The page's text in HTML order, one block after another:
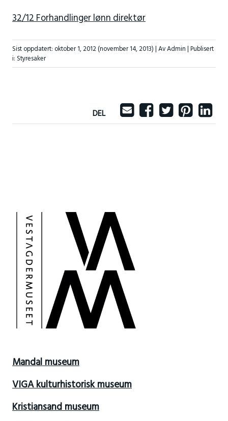
32/12 Forhandlinger lønn direktør
Sist oppdatert: oktober 1, 2012(november 14, 2013)| Av Admin |Publisert
i: Styresaker
DEL
Mandal museum
VIGA kulturhistorisk museum
Kristiansand museum